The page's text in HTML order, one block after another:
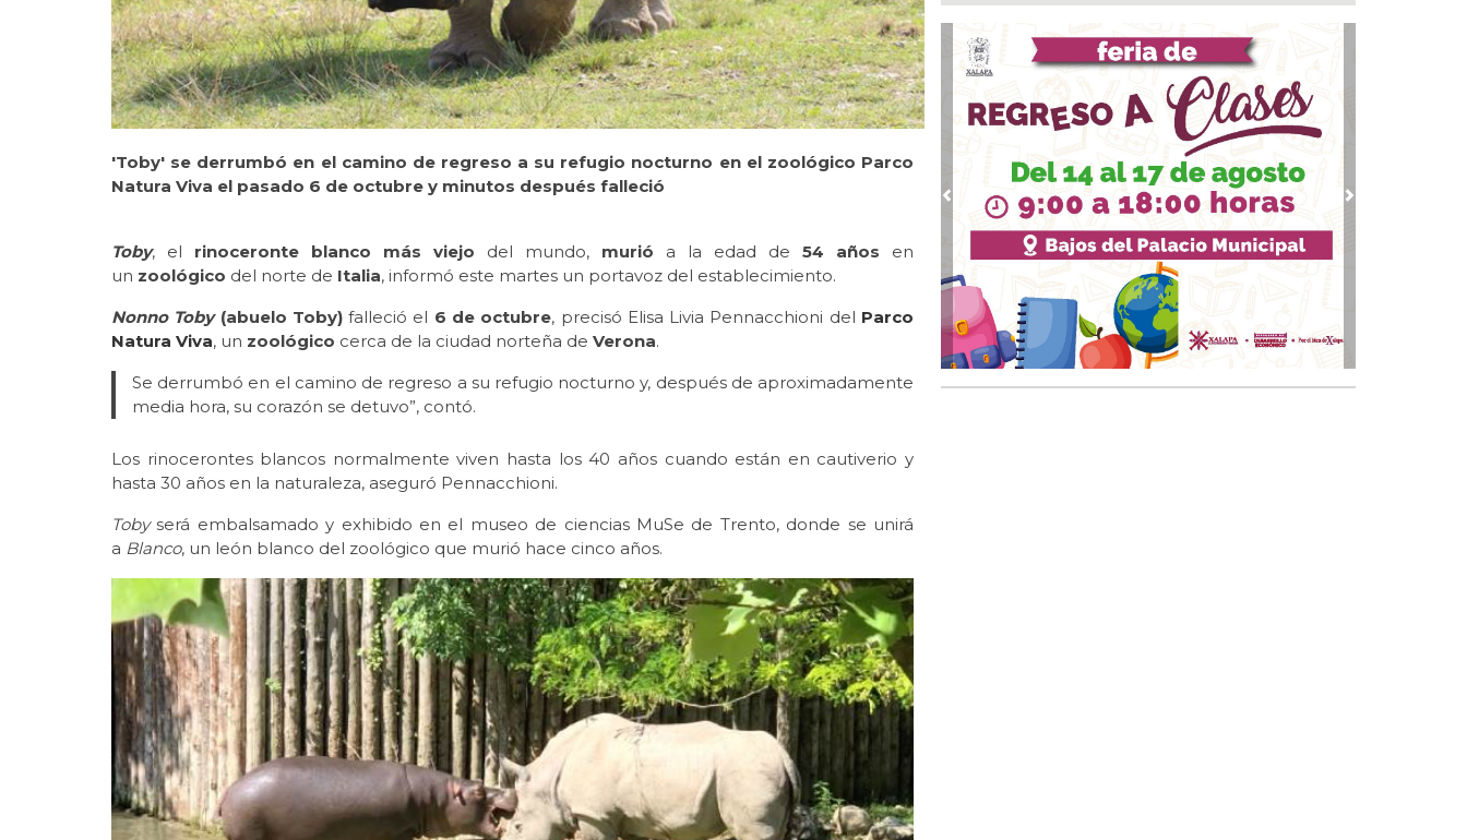
'Toby' se derrumbó en el camino de regreso a su refugio nocturno en el zoológico Parco
Natura Viva el pasado 6 de octubre y minutos después falleció
Toby, el rinoceronte blanco más viejo del mundo, murió a la edad de 54 años en
un zoológico del norte de Italia, informó este martes un portavoz del establecimiento.
Nonno Toby(abuelo Toby)falleció el 6 de octubre, precisó Elisa Livia Pennacchioni del Parco
Natura Viva, un zoológico cerca de la ciudad norteña de Verona.
Se derrumbó en el camino de regreso a su refugio nocturno y, después de aproximadamente
media hora, su corazón se detuvo”, contó.
Los rinocerontes blancos normalmente viven hasta los 40 años cuando están en cautiverio y
hasta 30 años en la naturaleza, aseguró Pennacchioni.
Tobyserá embalsamado y exhibido en el museo de ciencias MuSe de Trento, donde se unirá
a Blanco, un león blanco del zoológico que murió hace cinco años.
teleradiocambiodigital festeja 17 años
Ago 06, 2026 / 18:00
Invita Ayuntamiento de Veracruz a disfrutar la
Temporada de Artes Veracruz “Escena Viva”
Ago 06, 2026 / 16:56
Gobierno de Boca del Río identifica puntos
críticos, exige a CAB soluciones definitivas a la
infraestructura hidráulica
Ago 06, 2026 / 15:53
Desfile de estrellas durante la alfombra roja en el
pre-estreno de “Loco México Mágico”
Ago 06, 2026 / 15:09
ADEEM Latina 2026 reunirá en Veracruz a los
grandes protagonistas del espectáculo mexicano
Garantiza Rosa María patrimonio de familias en
Previous Next